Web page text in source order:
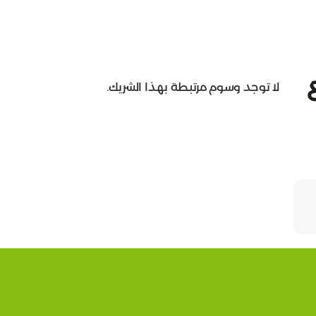
لا توجد وسوم مرتبطة بهذا الشريك.